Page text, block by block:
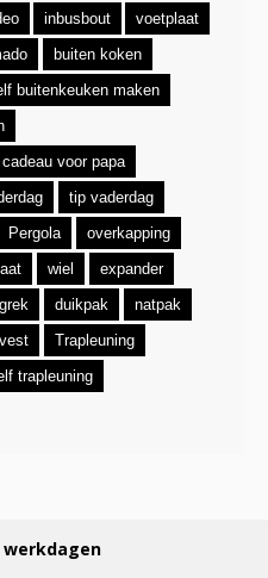
inbusbout
voetplaat
buiten koken
buitenkeuken maken
cadeau voor papa
tip vaderdag
Pergola
overkapping
wiel
expander
duikpak
natpak
Trapleuning
trapleuning
werkdagen